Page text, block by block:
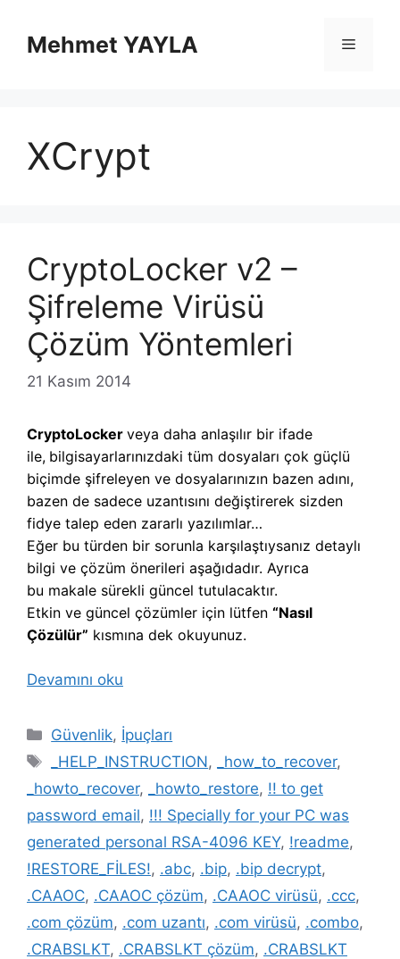
Mehmet YAYLA Menü
XCrypt
CryptoLocker v2 –
Şifreleme Virüsü
Çözüm Yöntemleri
21 Kasım 2014
CryptoLocker veya daha anlaşılır bir ifade
ile, bilgisayarlarınızdaki tüm dosyaları çok güçlü
biçimde şifreleyen ve dosyalarınızın bazen adını,
bazen de sadece uzantısını değiştirerek sizden
fidye talep eden zararlı yazılımlar…
Eğer bu türden bir sorunla karşılaştıysanız detaylı
bilgi ve çözüm önerileri aşağıdadır. Ayrıca
bu makale sürekli güncel tutulacaktır.
Etkin ve güncel çözümler için lütfen “Nasıl
Çözülür” kısmına dek okuyunuz.
Devamını oku
Kategoriler
Güvenlik, İpuçları
Etiketler
_HELP_INSTRUCTION, _how_to_recover,
_howto_recover, _howto_restore, !! to get
password email, !!! Specially for your PC was
generated personal RSA-4096 KEY, !readme,
!RESTORE_FİLES!, .abc, .bip, .bip decrypt,
.CAAOC, .CAAOC çözüm, .CAAOC virüsü, .ccc,
.com çözüm, .com uzantı, .com virüsü, .combo,
.CRABSLKT, .CRABSLKT çözüm, .CRABSLKT